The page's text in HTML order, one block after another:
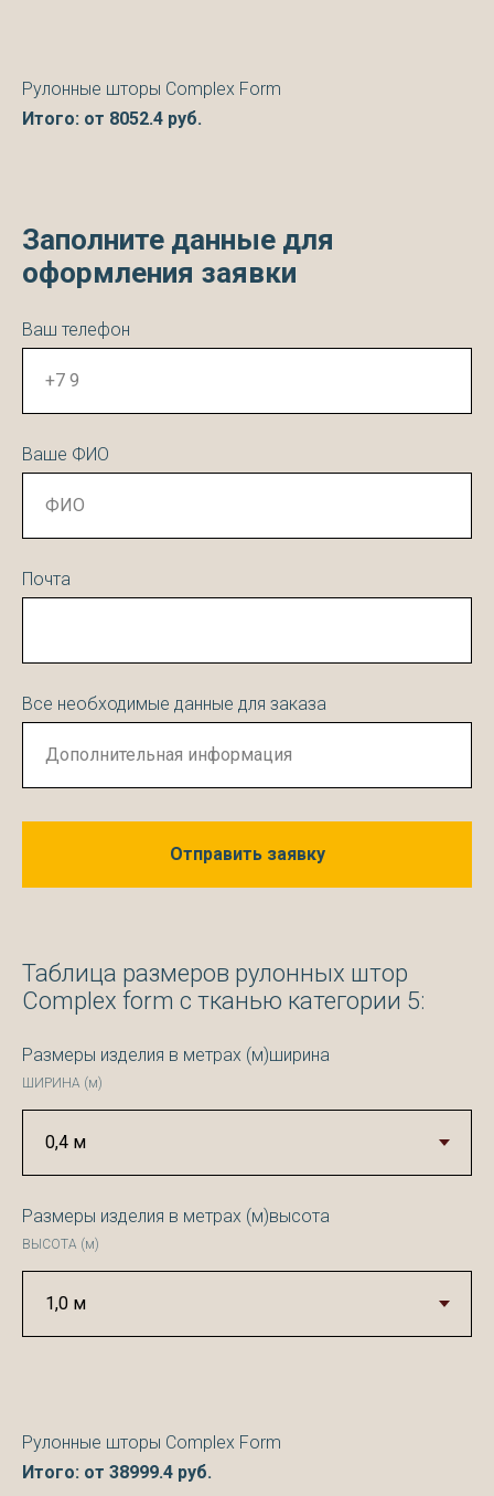
Рулонные шторы Complex Form
Итого: от 8052.4 руб.
Заполните данные для
оформления заявки
Ваш телефон
Ваше ФИО
Почта
Все необходимые данные для заказа
Отправить заявку
Таблица размеров рулонных штор
Complex form с тканью категории 5:
Размеры изделия в метрах (м)ширина
ШИРИНА (м)
Размеры изделия в метрах (м)высота
ВЫСОТА (м)
Рулонные шторы Complex Form
Итого: от 38999.4 руб.